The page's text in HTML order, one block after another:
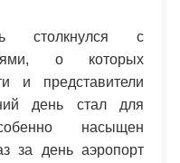
столкнулся с
о которых
и представители
день стал для
насыщен
за день аэропорт